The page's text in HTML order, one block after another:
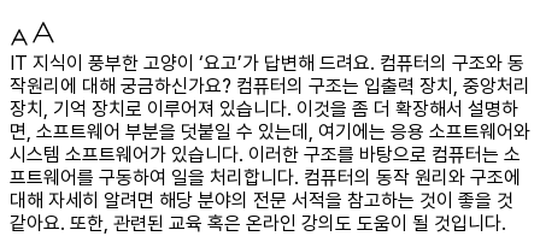
IT 지식이 풍부한 고양이 ‘요고’가 답변해 드려요. 컴퓨터의 구조와 동
작원리에 대해 궁금하신가요? 컴퓨터의 구조는 입출력 장치, 중앙처리
장치, 기억 장치로 이루어져 있습니다. 이것을 좀 더 확장해서 설명하
면, 소프트웨어 부분을 덧붙일 수 있는데, 여기에는 응용 소프트웨어와
시스템 소프트웨어가 있습니다. 이러한 구조를 바탕으로 컴퓨터는 소
프트웨어를 구동하여 일을 처리합니다. 컴퓨터의 동작 원리와 구조에
대해 자세히 알려면 해당 분야의 전문 서적을 참고하는 것이 좋을 것
같아요. 또한, 관련된 교육 혹은 온라인 강의도 도움이 될 것입니다.